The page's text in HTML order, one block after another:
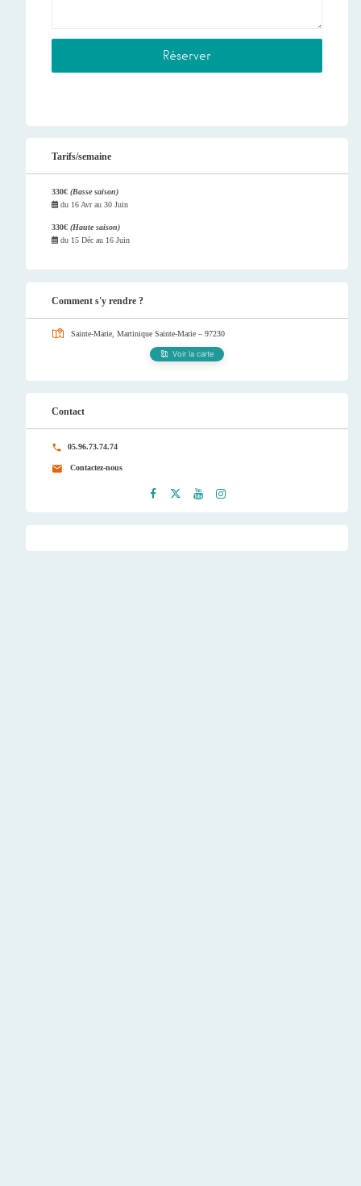
Tarifs/semaine
330€ (Basse saison)
du 16 Avrau 30 Juin
330€ (Haute saison)
du 15 Déc au 16 Juin
Comment s'y rendre ?
Sainte-Marie, Martinique Sainte-Marie – 97230
Voir la carte
Contact
05.96.73.74.74
Contactez-nous